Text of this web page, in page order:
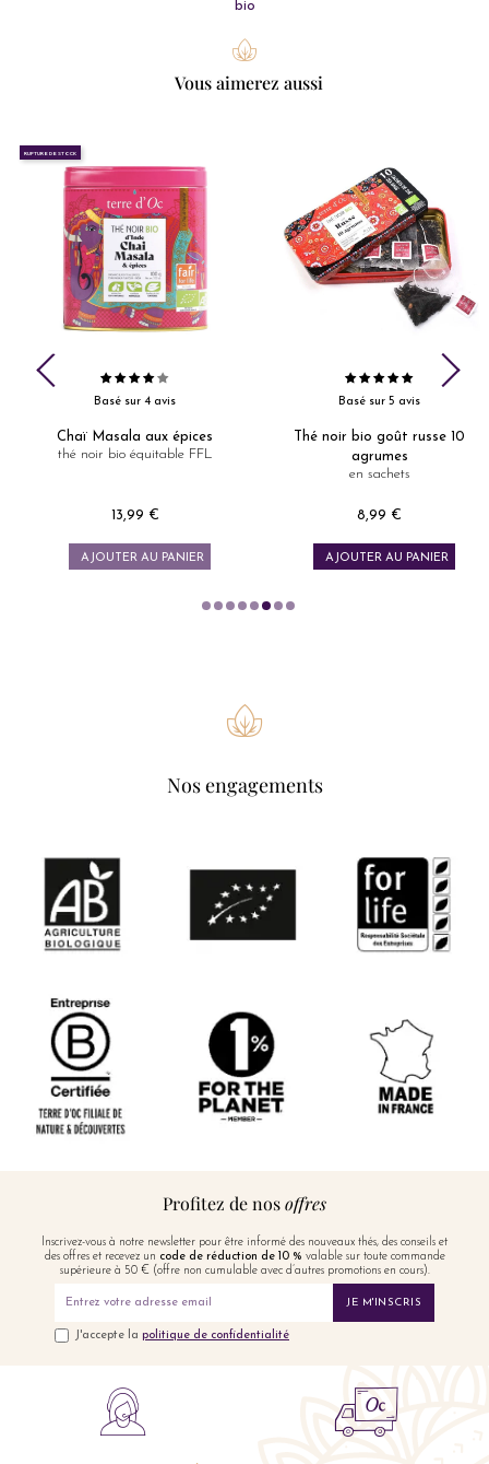
bio
Vous aimerez aussi
RUPTURE DE STOCK
Basé sur 4 avis
Chaï Masala aux épices
thé noir bio équitable FFL
Prix
13,99 €
AJOUTER AU PANIER
Basé sur 5 avis
Thé noir bio goût russe 10
agrumes
en sachets
Prix
8,99 €
AJOUTER AU PANIER
Nos engagements
Profitez de nosoffres
Inscrivez-vous à notre newsletter pour être informé des nouveaux thés, des conseils et
des offres et recevez un code de réduction de 10 % valable sur toute commande
supérieure à 50 € (offre non cumulable avec d’autres promotions en cours).
JE M'INSCRIS
J'accepte la politique de confidentialité